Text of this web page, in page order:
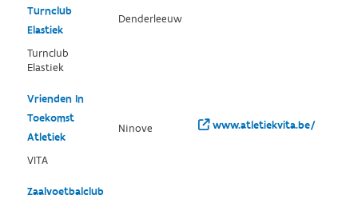
Turnclub
Elastiek
Turnclub
Elastiek
Denderleeuw
Vrienden In
Toekomst
Atletiek
VITA
Ninove www.atletiekvita.be/
Zaalvoetbalclub